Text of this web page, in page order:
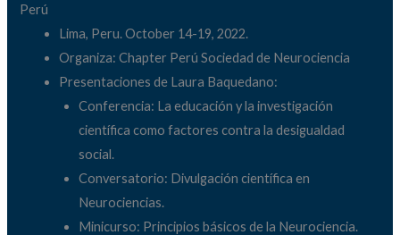
Perú
Lima, Peru. October 14-19, 2022.
Organiza: Chapter Perú Sociedad de Neurociencia
Presentaciones de Laura Baquedano:
Conferencia: La educación y la investigación
científica como factores contra la desigualdad
social.
Conversatorio: Divulgación científica en
Neurociencias.
Minicurso: Principios básicos de la Neurociencia.